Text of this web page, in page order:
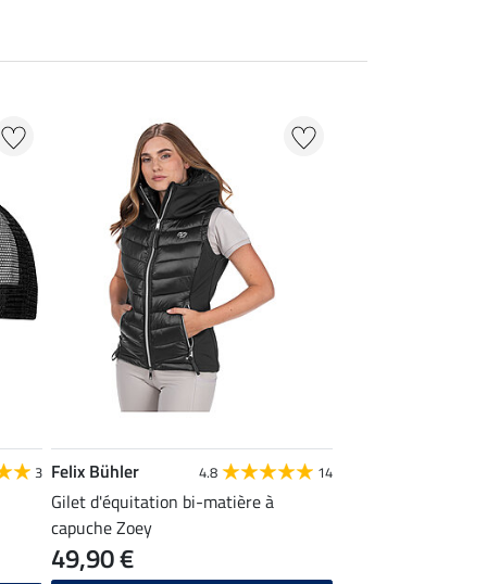
3 Felix Bühler 4.8 14
Gilet d'équitation bi-matière à
capuche Zoey
49,90 €